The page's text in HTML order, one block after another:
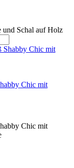
und Schal auf Holz
Chic mit
Chic mit